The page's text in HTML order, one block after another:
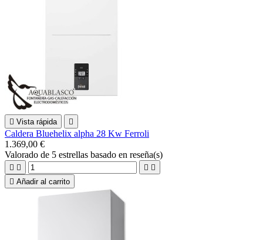
 Vista rápida 
Caldera Bluehelix alpha 28 Kw Ferroli
1.369,00 €
Valorado de 5 estrellas basado en reseña(s)
   
 Añadir al carrito